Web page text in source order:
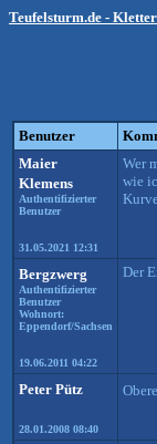
Teufelsturm.de -
Benutzer
Maier
Klemens
Authentifizierter
Benutzer
31.05.2021 12:31
Wer
wie
Bergzwerg
Authentifizierter
Benutzer
Wohnort:
Eppendorf/Sachsen
19.06.2011 04:22
Der
Peter Pütz
28.01.2008 08:40